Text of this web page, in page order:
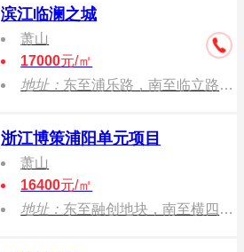
滨江临澜之城
萧山
17000元/㎡
地址： 东至浦乐路，南至临立路，西至03省道，北至临华路
浙江博策浦阳单元项目
萧山
16400元/㎡
地址： 东至融创地块，南至横四路,西至山体，北至纵二二路